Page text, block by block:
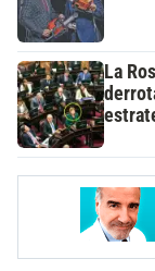
La